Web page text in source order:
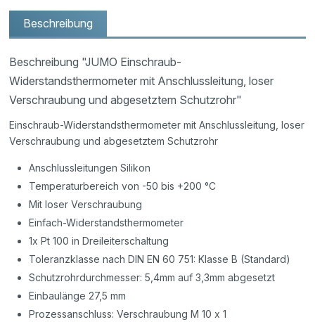
Beschreibung
Beschreibung "JUMO Einschraub-
Widerstandsthermometer mit Anschlussleitung, loser
Verschraubung und abgesetztem Schutzrohr"
Einschraub-Widerstandsthermometer mit Anschlussleitung, loser
Verschraubung und abgesetztem Schutzrohr
Anschlussleitungen Silikon
Temperaturbereich von -50 bis +200 °C
Mit loser Verschraubung
Einfach-Widerstandsthermometer
1x Pt 100 in Dreileiterschaltung
Toleranzklasse nach DIN EN 60 751: Klasse B (Standard)
Schutzrohrdurchmesser: 5,4mm auf 3,3mm abgesetzt
Einbaulänge 27,5 mm
Prozessanschluss: Verschraubung M 10 x 1